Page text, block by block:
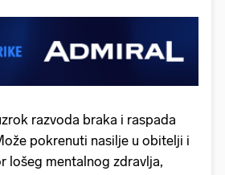
razvoda braka i raspada
pokrenuti nasilje u obitelji i
lošeg mentalnog zdravlja,